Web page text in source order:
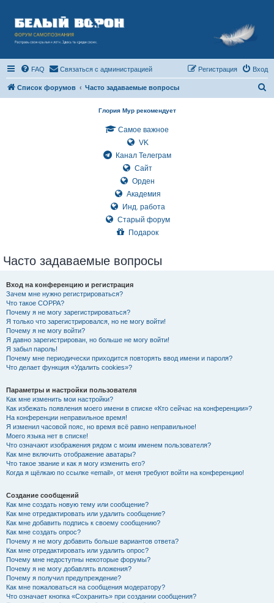
FAQ Связаться с администрацией Вход
Регистрация
Список форумов Часто задаваемые вопросы
Глория Мур рекомендует
Самое важное
VK
Канал Телеграм
Сайт
Орден
Академия
Инд. работа
Старый форум
Подарок
Часто задаваемые вопросы
Вход на конференцию и регистрация
Зачем мне нужно регистрироваться?
Что такое COPPA?
Почему я не могу зарегистрироваться?
Я только что зарегистрировался, но не могу войти!
Почему я не могу войти?
Я давно зарегистрирован, но больше не могу войти!
Я забыл пароль!
Почему мне периодически приходится повторять ввод имени и пароля?
Что делает функция «Удалить cookies»?
Параметры и настройки пользователя
Как мне изменить мои настройки?
Как избежать появления моего имени в списке «Кто сейчас на конференции»?
На конференции неправильное время!
Я изменил часовой пояс, но время всё равно неправильное!
Моего языка нет в списке!
Что означают изображения рядом с моим именем пользователя?
Как мне включить отображение аватары?
Что такое звание и как я могу изменить его?
Когда я щёлкаю по ссылке «email», от меня требуют войти на конференцию!
Создание сообщений
Как мне создать новую тему или сообщение?
Как мне отредактировать или удалить сообщение?
Как мне добавить подпись к своему сообщению?
Как мне создать опрос?
Почему я не могу добавить больше вариантов ответа?
Как мне отредактировать или удалить опрос?
Почему мне недоступны некоторые форумы?
Почему я не могу добавлять вложения?
Почему я получил предупреждение?
Как мне пожаловаться на сообщения модератору?
Что означает кнопка «Сохранить» при создании сообщения?